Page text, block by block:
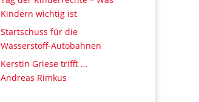
Kindern wichtig ist
Startschuss für die
Wasserstoff-Autobahnen
Kerstin Griese trifft …
Andreas Rimkus